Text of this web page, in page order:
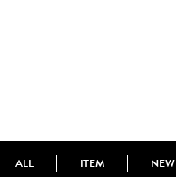
ALL ITEM NEW